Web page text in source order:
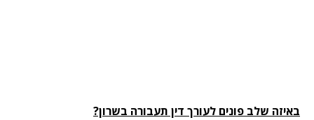
שלב פונים לעורך דין תעבורה בשרון?